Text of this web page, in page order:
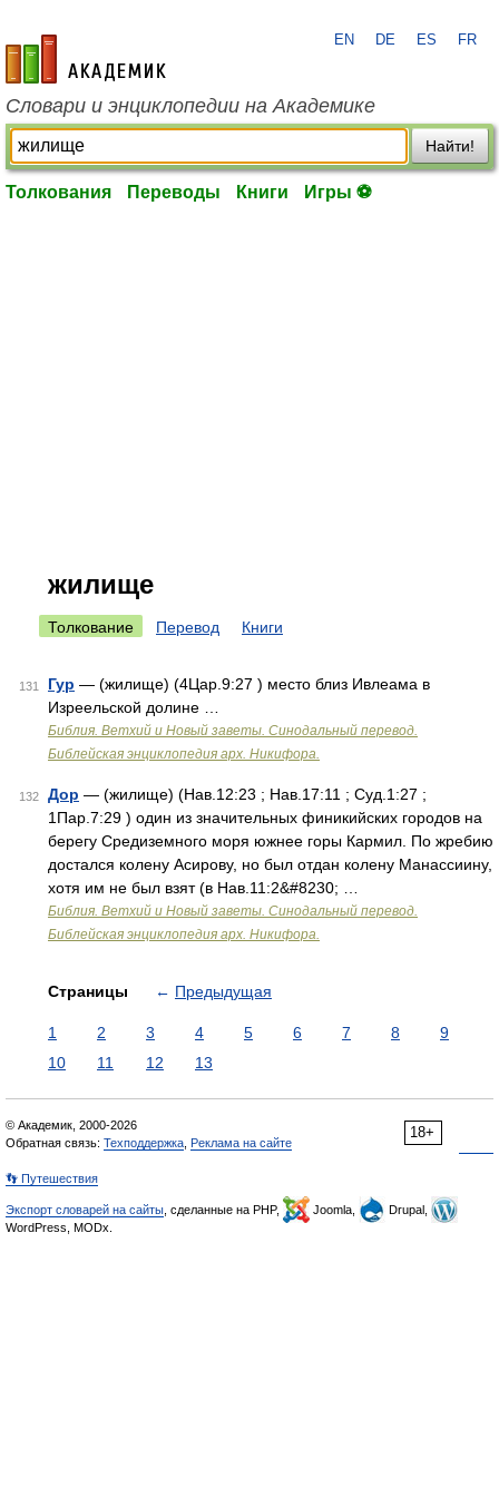
academic.ru
EN DE ES FR
Словари и энциклопедии на Академике
Найти!
Толкования Переводы Книги Игры ⚽
жилище
Толкование Перевод Книги
131 Гур — (жилище) (4Цар.9:27 ) место близ Ивлеама в
Изреельской долине …
Библия. Ветхий и Новый заветы. Синодальный перевод.
Библейская энциклопедия арх. Никифора.
132 Дор — (жилище) (Нав.12:23 ; Нав.17:11 ; Суд.1:27 ;
1Пар.7:29 ) один из значительных финикийских городов на
берегу Средиземного моря южнее горы Кармил. По жребию
достался колену Асирову, но был отдан колену Манассиину,
хотя им не был взят (в Нав.11:2&#8230; …
Библия. Ветхий и Новый заветы. Синодальный перевод.
Библейская энциклопедия арх. Никифора.
Страницы ← Предыдущая
1 2 3 4 5 6 7 8
9
10
11 12 13
18+
© Академик, 2000-2026
Обратная связь: Техподдержка Реклама на сайте
👣 Путешествия
Экспорт словарей на сайты , сделанные на PHP, Joomla,
Drupal,
WordPress, MODx.